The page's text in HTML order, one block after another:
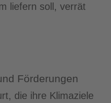
liefern soll, verrät
Förderungen
die ihre Klimaziele